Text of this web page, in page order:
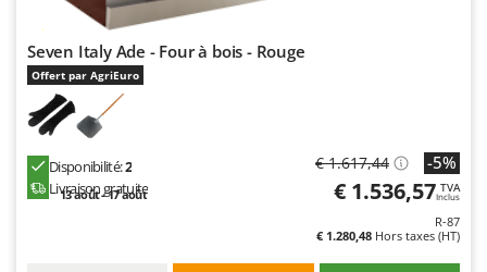
Seven Italy
Shark
Silky
Simatech
Sirman
Skil
Smartwood
Seven Italy Ade - Four à bois - Rouge
Offert par AgriEuro
Disponibilité:2
Livraison gratuite
13 août - 17 août
€ 1.617,44 -5%
€ 1.536,57 TVA
Inclus
R-87
€ 1.280,48 Hors taxes (HT)